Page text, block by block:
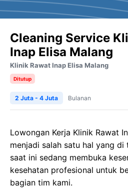
Cleaning Service
Inap Elisa Malang
Klinik Rawat Inap Elisa Malang
Ditutup
2 Juta - 4 Juta Bulanan
Lowongan Kerja Klinik Rawat
menjadi salah satu hal yang
saat ini sedang membuka
kesehatan profesional untuk
bagian tim kami.